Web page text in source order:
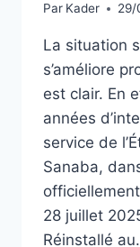
Par Kader 29/
La situation
s’améliore
est clair. En
années
service de
Sanaba,
28 juillet
Réinstallé